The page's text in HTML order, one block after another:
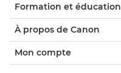
Formation et éducation
À propos de Canon
Mon compte